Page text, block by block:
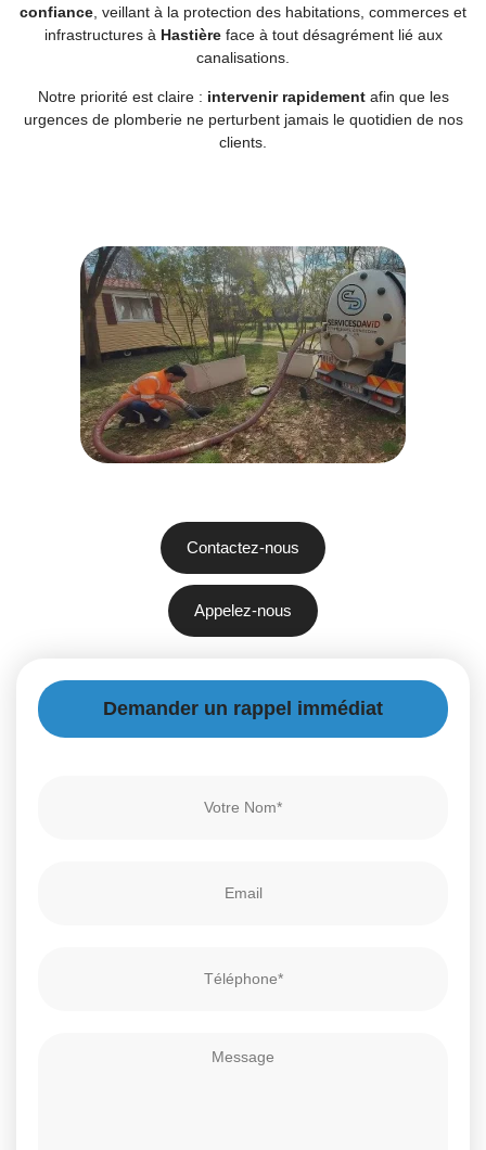
confiance, veillant à la protection des habitations, commerces et
infrastructures à Hastièreface à tout désagrément lié aux
canalisations.
Notre priorité est claire : intervenir rapidementafin que les
urgences de plomberie ne perturbent jamais le quotidien de nos
clients.
Contactez-nous
Appelez-nous
Demander un rappel immédiat